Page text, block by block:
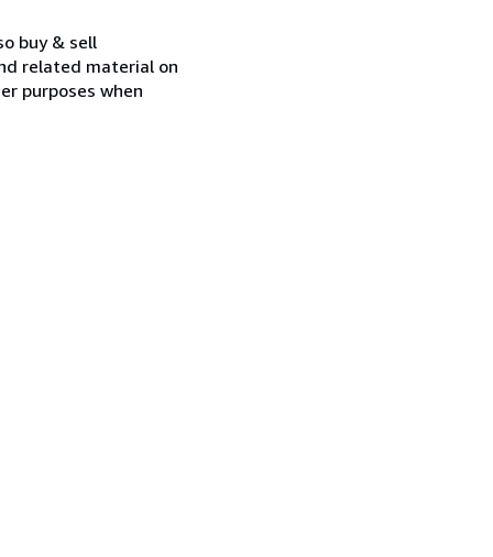
buy & sell
related material on
purposes when